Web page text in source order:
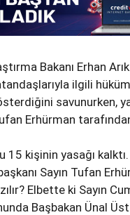
Bakanı Erhan
ilgili
savunurken,
Erhürman
15 kişinin yasağı
Sayın Tufan
Elbette ki Sayın
Başbakan Ünal